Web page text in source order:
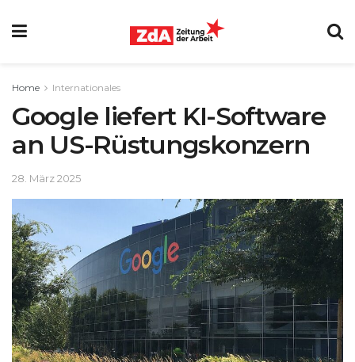
Home Internationales
Google liefert KI-Software
an US-Rüstungskonzern
28. März 2025